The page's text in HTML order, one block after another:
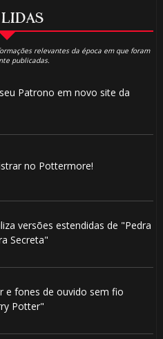
relevantes da época em que foram
publicadas.
Patrono em novo site da
no Pottermore!
versões estendidas de "Pedra
Secreta"
e fones de ouvido sem fio
Potter"